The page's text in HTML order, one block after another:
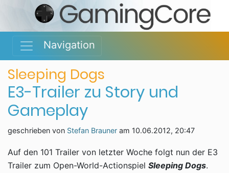
Navigation
Sleeping Dogs
E3-Trailer zu Story und
Gameplay
geschrieben von Stefan Brauner am 10.06.2012, 20:47
Auf den 101 Trailer von letzter Woche folgt nun der E3
Trailer zum Open-World-Actionspiel Sleeping Dogs.